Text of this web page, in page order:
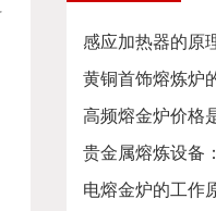
感应加热器的原
黄铜首饰熔炼炉
高频熔金炉价格
贵金属熔炼设备
电熔金炉的工作